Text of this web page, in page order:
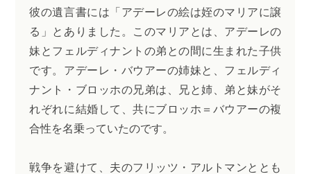
彼の遺言書には「アデーレの絵は姪のマリアに譲
る」とありました。このマリアとは、アデーレの
妹とフェルディナントの弟との間に生まれた子供
です。アデーレ・バウアーの姉妹と、フェルディ
ナント・ブロッホの兄弟は、兄と姉、弟と妹がそ
れぞれに結婚して、共にブロッホ＝バウアーの複
合性を名乗っていたのです。
戦争を避けて、夫のフリッツ・アルトマンととも